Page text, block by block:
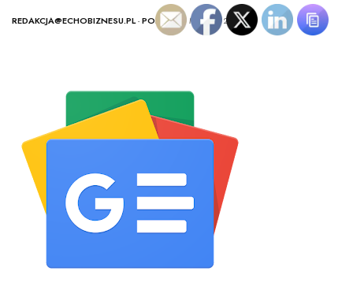
REDAKCJA@ECHOBIZNESU.PL-POLSKA - 1 MARCA, 2026